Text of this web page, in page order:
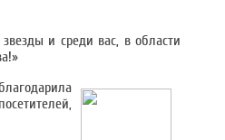
и среди вас, в области